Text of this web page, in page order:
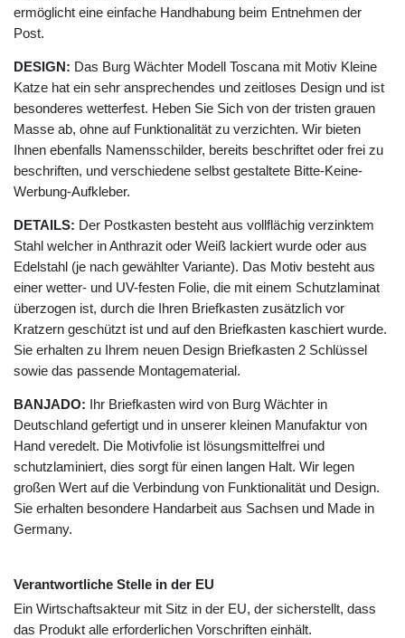
ermöglicht eine einfache Handhabung beim Entnehmen der
Post.
DESIGN: Das Burg Wächter Modell Toscana mit Motiv Kleine
Katze hat ein sehr ansprechendes und zeitloses Design und ist
besonderes wetterfest. Heben Sie Sich von der tristen grauen
Masse ab, ohne auf Funktionalität zu verzichten. Wir bieten
Ihnen ebenfalls Namensschilder, bereits beschriftet oder frei zu
beschriften, und verschiedene selbst gestaltete Bitte-Keine-
Werbung-Aufkleber.
DETAILS: Der Postkasten besteht aus vollflächig verzinktem
Stahl welcher in Anthrazit oder Weiß lackiert wurde oder aus
Edelstahl (je nach gewählter Variante). Das Motiv besteht aus
einer wetter- und UV-festen Folie, die mit einem Schutzlaminat
überzogen ist, durch die Ihren Briefkasten zusätzlich vor
Kratzern geschützt ist und auf den Briefkasten kaschiert wurde.
Sie erhalten zu Ihrem neuen Design Briefkasten 2 Schlüssel
sowie das passende Montagematerial.
BANJADO: Ihr Briefkasten wird von Burg Wächter in
Deutschland gefertigt und in unserer kleinen Manufaktur von
Hand veredelt. Die Motivfolie ist lösungsmittelfrei und
schutzlaminiert, dies sorgt für einen langen Halt. Wir legen
großen Wert auf die Verbindung von Funktionalität und Design.
Sie erhalten besondere Handarbeit aus Sachsen und Made in
Germany.
Verantwortliche Stelle in der EU
Ein Wirtschaftsakteur mit Sitz in der EU, der sicherstellt, dass
das Produkt alle erforderlichen Vorschriften einhält.